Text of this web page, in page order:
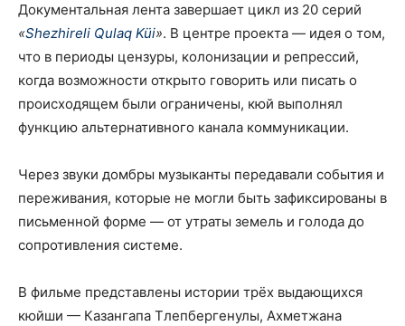
Документальная лента завершает цикл из 20 серий
«Shezhireli Qulaq Küi». В центре проекта — идея о том,
что в периоды цензуры, колонизации и репрессий,
когда возможности открыто говорить или писать о
происходящем были ограничены, кюй выполнял
функцию альтернативного канала коммуникации.
Через звуки домбры музыканты передавали события и
переживания, которые не могли быть зафиксированы в
письменной форме — от утраты земель и голода до
сопротивления системе.
В фильме представлены истории трёх выдающихся
кюйши — Казангапа Тлепбергенулы, Ахметжана